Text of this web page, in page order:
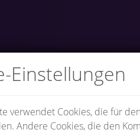
Einstellungen
verwendet Cookies, die für
Andere Cookies, die den